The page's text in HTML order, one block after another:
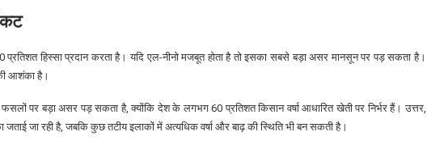
प्रतिशत हिस्सा प्रदान करता है। यदि एल-नीनो मजबूत होता है तो इसका सबसे बड़ा असर मानसून पर पड़ सकता है।
आशंका है।
पर बड़ा असर पड़ सकता है, क्योंकि देश के लगभग 60 प्रतिशत किसान वर्षा आधारित खेती पर निर्भर हैं। उत्तर,
जा रही है, जबकि कुछ तटीय इलाकों में अत्यधिक वर्षा और बाढ़ की स्थिति भी बन सकती है।